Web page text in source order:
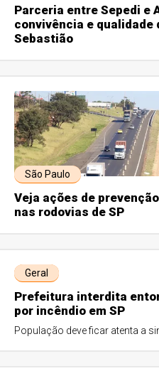
Parceria entre Sepedi e
convivência e qualidade
Sebastião
São Paulo
Veja ações de
nas rodovias de SP
Geral
Prefeitura interdita
por incêndio em SP
População deve ficar atenta a